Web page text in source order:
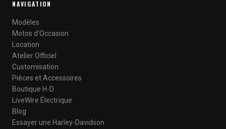
NAVIGATION
Modèles
Motos d'Occasion
Location
Atelier Officiel
Customisation
Pièces et Accessoires
Boutique H-D
LiveWire Électrique
Blog
Essayer une Harley-Davidson